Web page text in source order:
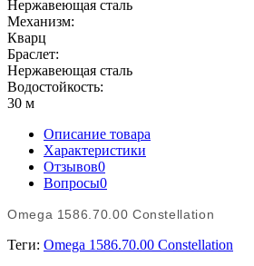
Нержавеющая сталь
Механизм:
Кварц
Браслет:
Нержавеющая сталь
Водостойкость:
30 м
Описание товара
Характеристики
Отзывов0
Вопросы0
Omega 1586.70.00 Constellation
Теги: Omega 1586.70.00 Constellation